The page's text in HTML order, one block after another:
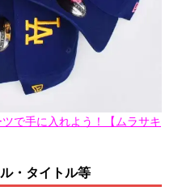
で手に入れよう！【ムラサキ
・タイトル等